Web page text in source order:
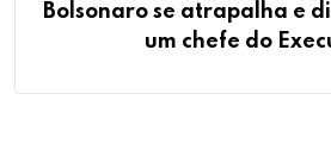
Bolsonaro se atrapalha e
um chefe do